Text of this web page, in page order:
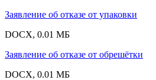
Заявление об отказе от упаковки
DOCX, 0.01 МБ
Заявление об отказе от обрешётки
DOCX, 0.01 МБ